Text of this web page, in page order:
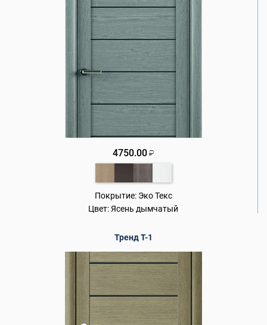
4750.00 ₽
Покрытие: Эко Текс
Цвет: Ясень дымчатый
Тренд Т-1